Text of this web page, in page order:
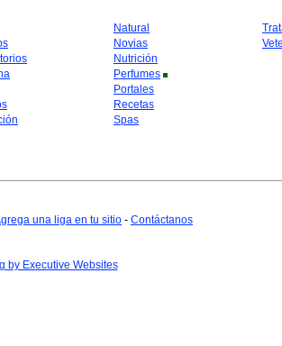
Natural
Novias
Nutrición
Perfumes
Portales
Recetas
Spas
una liga en tu sitio - Contáctanos
by Executive Websites